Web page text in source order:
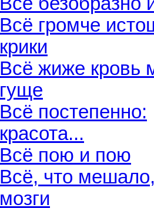
Всё громче
крики
Всё жиже кровь
гуще
Всё постепенно:
красота...
Всё пою и пою
Всё, что
мозги